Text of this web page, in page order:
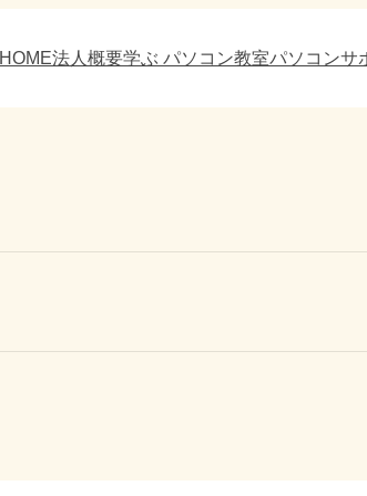
HOME法人概要学ぶ パソコン教室パソコンサ